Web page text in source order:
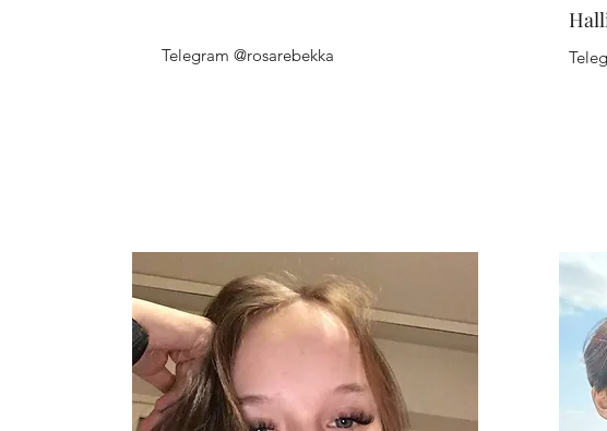
Telegram @rosarebekka